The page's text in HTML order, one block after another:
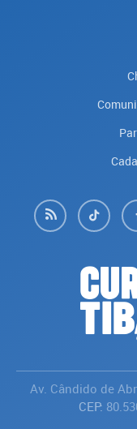
Av. Cândido de
CEP: